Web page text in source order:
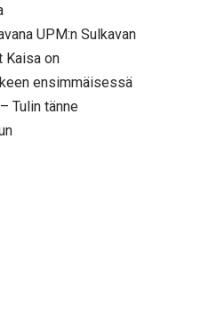
UPM:n Sulkavan
Kaisa on
ensimmäisessä
Tulin tänne